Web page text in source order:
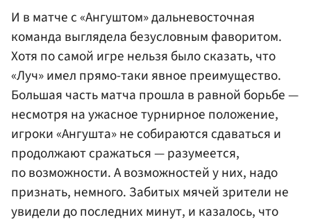
И в матче с «Ангуштом» дальневосточная
команда выглядела безусловным фаворитом.
Хотя по самой игре нельзя было сказать, что
«Луч» имел прямо-таки явное преимущество.
Большая часть матча прошла в равной борьбе —
несмотря на ужасное турнирное положение,
игроки «Ангушта» не собираются сдаваться и
продолжают сражаться — разумеется,
по возможности. А возможностей у них, надо
признать, немного. Забитых мячей зрители не
увидели до последних минут, и казалось, что